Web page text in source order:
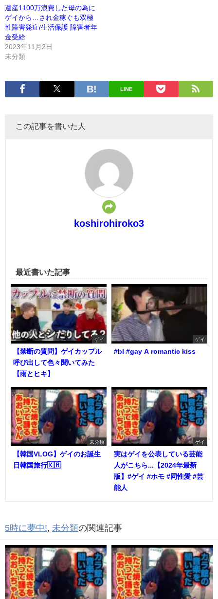
遺産1100万浪費した母の為に
ゲイから…され金稼ぐも双極
性障害発症/生活保護 障害者年
金受給
2023年11月2日
未分類
LINE
この記事を書いた人
koshirohiroko3
最近書いた記事
ゲイ
【禁断の質問】ゲイカップル
呼び出して色々聞いてみた
【雨とヒキ】
ゲイ
#bl #gay A romantic kiss
未分類
【韓国VLOG】ゲイのお誕生
日韓国旅行🇰🇷
ゲイ
実はゲイを公表している芸能
人がこちら...【2024年最新
版】#ゲイ #ホモ #同性愛 #芸
能人
5時に夢中!, 未分類の関連記事